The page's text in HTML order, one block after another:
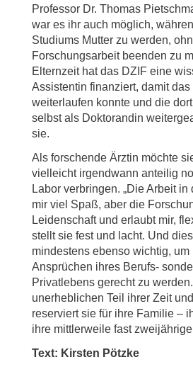
Professor Dr. Thomas
war es ihr auch möglich,
Studiums Mutter zu werden,
Forschungsarbeit beenden zu
Elternzeit hat das DZIF eine
Assistentin finanziert, damit das
weiterlaufen konnte und die
selbst als Doktorandin
sie.
Als forschende Ärztin möchte
vielleicht irgendwann anteilig
Labor verbringen. „Die Arbeit
mir viel Spaß, aber die
Leidenschaft und erlaubt mir,
stellt sie fest und lacht. Und
mindestens ebenso wichtig, um
Ansprüchen ihres Berufs-
Privatlebens gerecht zu
unerheblichen Teil ihrer Zeit
reserviert sie für ihre Familie –
ihre mittlerweile fast zweijährige
Text: Kirsten Pötzke